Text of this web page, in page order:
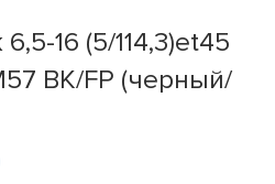
16 (5/114,3)et45
BK/FP (черный/